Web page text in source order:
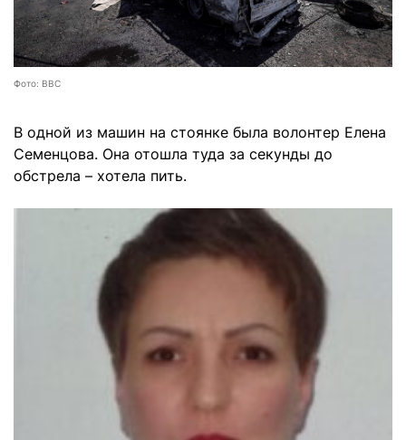
Фото: BBC
В одной из машин на стоянке была волонтер Елена
Семенцова. Она отошла туда за секунды до
обстрела – хотела пить.